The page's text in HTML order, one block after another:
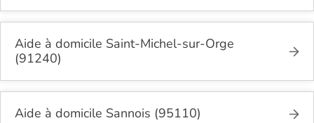
Aide à domicile Saint-Michel-sur-Orge
(91240)
Aide à domicile Sannois (95110)